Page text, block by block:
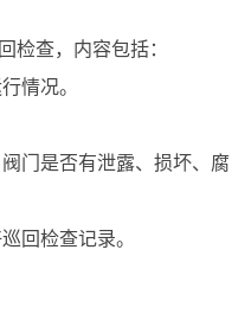
检查，内容包括：
情况。
门是否有泄露、损坏、腐
回检查记录。